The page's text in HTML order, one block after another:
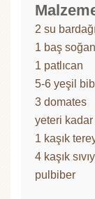
2 su
1 baş soğan
1 patlıcan
5-6 yeşil
3 domates
yeteri kadar
1 kaşık
4 kaşık
pulbiber